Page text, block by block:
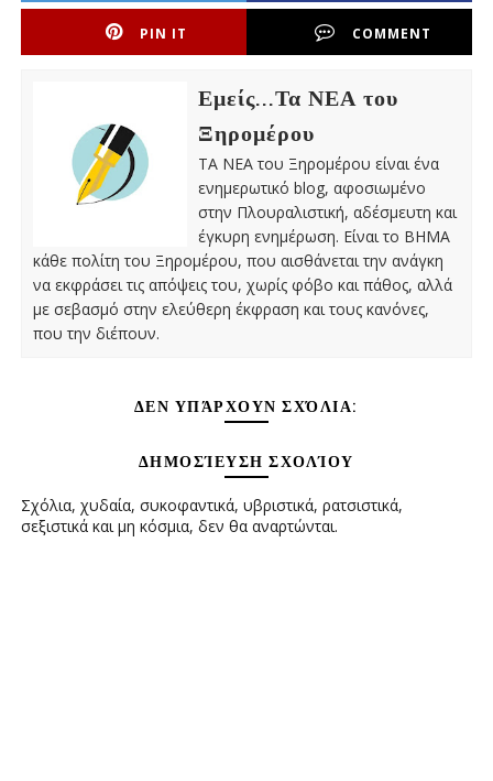
PIN IT COMMENT
Εμείς...Τα ΝΕΑ του
Ξηρομέρου
ΤΑ ΝΕΑ του Ξηρομέρου είναι ένα
ενημερωτικό blog, αφοσιωμένο
στην Πλουραλιστική, αδέσμευτη και
έγκυρη ενημέρωση. Είναι το ΒΗΜΑ
κάθε πολίτη του Ξηρομέρου, που αισθάνεται την ανάγκη
να εκφράσει τις απόψεις του, χωρίς φόβο και πάθος, αλλά
με σεβασμό στην ελεύθερη έκφραση και τους κανόνες,
που την διέπουν.
ΔΕΝ ΥΠΆΡΧΟΥΝ ΣΧΌΛΙΑ:
ΔΗΜΟΣΊΕΥΣΗ ΣΧΟΛΊΟΥ
Σχόλια, χυδαία, συκοφαντικά, υβριστικά, ρατσιστικά,
σεξιστικά και μη κόσμια, δεν θα αναρτώνται.